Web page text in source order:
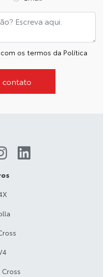
os termos da Política
contato